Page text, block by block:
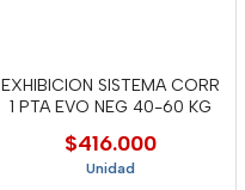
EXHIBICION SISTEMA CORR
1 PTA EVO NEG 40-60 KG
$416.000
Unidad